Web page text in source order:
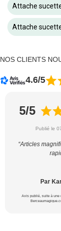
Attache
Attache
NOS CLIENTS
4.6/5
5/5
Publié le
“Articles
Par
Avis publié, suite à une